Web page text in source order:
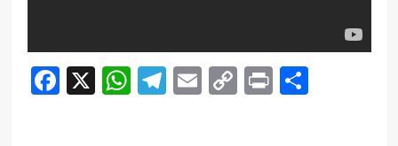
Facebook
X WhatsApp
Telegram
EmailCopy
Print